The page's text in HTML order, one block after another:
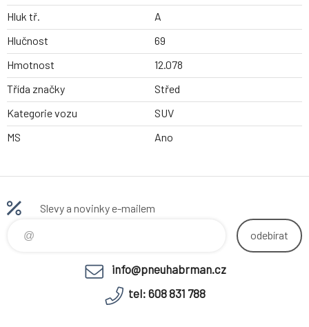
Hluk tř.
A
Hlučnost
69
Hmotnost
12.078
Třída značky
Střed
Kategorie vozu
SUV
MS
Ano
Slevy a novinky e-mailem
odebírat
info@pneuhabrman.cz
tel: 608 831 788